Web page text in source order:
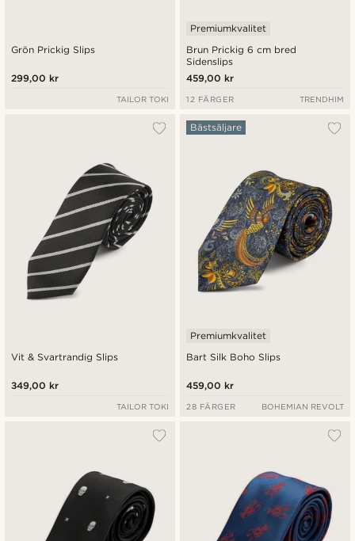
Grön Prickig Slips
299,00 kr
TAILOR TOKI
Brun Prickig 6 cm bred
Sidenslips
Premiumkvalitet
459,00 kr
12 FÄRGER TRENDHIM
Vit & Svartrandig Slips
349,00 kr
TAILOR TOKI
Bart Silk Boho Slips
Bästsäljare
Premiumkvalitet
459,00 kr
28 FÄRGER BOHEMIAN REVOLT